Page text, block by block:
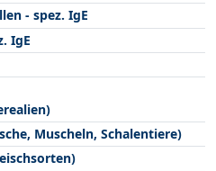
- spez. IgE
IgE
Muscheln, Schalentiere)